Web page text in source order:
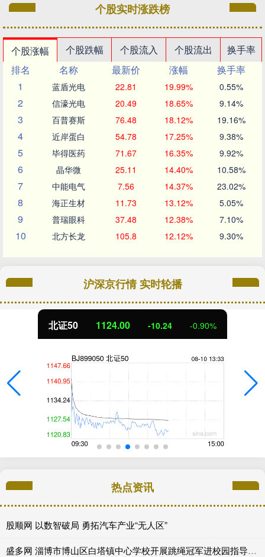
个股实时涨跌榜
个股涨幅 个股跌幅 个股流入 个股流出
换手率
排名
名称 最新价 涨幅
换手率
1
蓝盾光电 22.81 19.99% 0.55%
2 信濠光电 20.49 18.65% 9.14%
3 百普赛斯 76.48 18.12% 19.16%
4 近岸蛋白 54.78 17.25% 9.38%
5 毕得医药 71.67 16.35% 9.92%
6 晶华微 25.11 14.40% 10.58%
7 中能电气 7.56 14.37% 23.02%
8 海正生材 11.73 13.12% 5.05%
9 普瑞眼科 37.48 12.38% 7.10%
10 北方长龙 105.8 12.12% 9.30%
沪深京行情 实时轮播
北证50 1124.00 -10.24 -0.90%
热点资讯
股顺网 以数智破局 勇拓汽车产业“无人区”
盛多网 淄博市博山区白塔镇中心学校开展跳绳冠军进校园指导活动